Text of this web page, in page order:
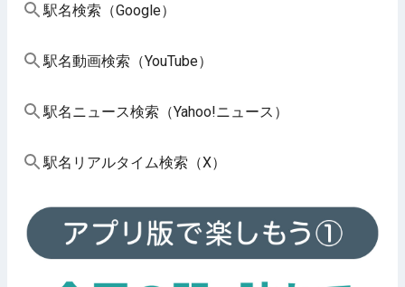
駅名検索（Google）
駅名動画検索（YouTube）
駅名ニュース検索（Yahoo!ニュース）
駅名リアルタイム検索（X）